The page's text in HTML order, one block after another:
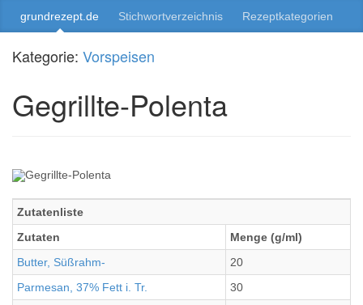
grundrezept.de Stichwortverzeichnis Rezeptkategorien
Kategorie: Vorspeisen
Gegrillte-Polenta
Zutatenliste
Zutaten
Menge (g/ml)
Butter, Süßrahm-
20
Parmesan, 37% Fett i. Tr.
30